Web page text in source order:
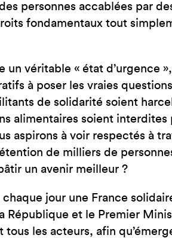
personnes accablées par
fondamentaux tout
un véritable « état d’urgence
à poser les vraies
de solidarité soient
alimentaires soient interdites
aspirons à voir respectés à
de milliers de
un avenir meilleur ?
jour une France
République et le Premier
les acteurs, afin